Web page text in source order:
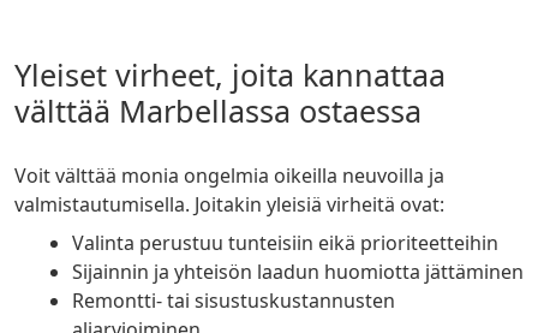
Yleiset virheet, joita kannattaa
välttää Marbellassa ostaessa
Voit välttää monia ongelmia oikeilla neuvoilla ja
valmistautumisella. Joitakin yleisiä virheitä ovat:
Valinta perustuu tunteisiin eikä prioriteetteihin
Sijainnin ja yhteisön laadun huomiotta jättäminen
Remontti- tai sisustuskustannusten